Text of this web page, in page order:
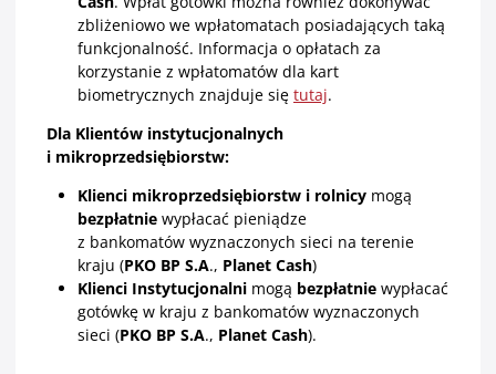
zbliżeniowo we wpłatomatach posiadających taką
funkcjonalność. Informacja o opłatach za
korzystanie z wpłatomatów dla kart
biometrycznych znajduje się tutaj.
Dla Klientów instytucjonalnych
i mikroprzedsiębiorstw:
Klienci mikroprzedsiębiorstw i rolnicy mogą
bezpłatnie wypłacać pieniądze
z bankomatów wyznaczonych sieci na terenie
kraju (PKO BP S.A., Planet Cash)
Klienci Instytucjonalni mogą bezpłatnie wypłacać
gotówkę w kraju z bankomatów wyznaczonych
sieci (PKO BP S.A., Planet Cash).